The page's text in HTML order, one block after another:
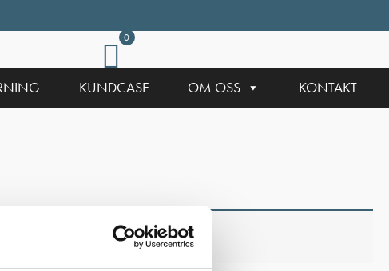
0
KUNDCASE OM OSS KONTAKT